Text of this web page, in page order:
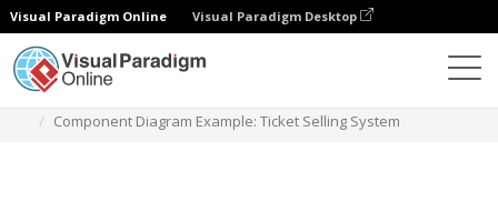
Visual Paradigm Online Visual Paradigm Desktop
Component Diagram Example: Ticket Selling System